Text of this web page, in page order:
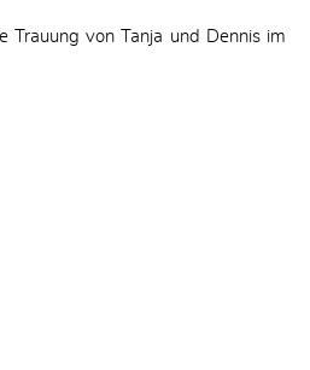
Trauung von Tanja und Dennis im